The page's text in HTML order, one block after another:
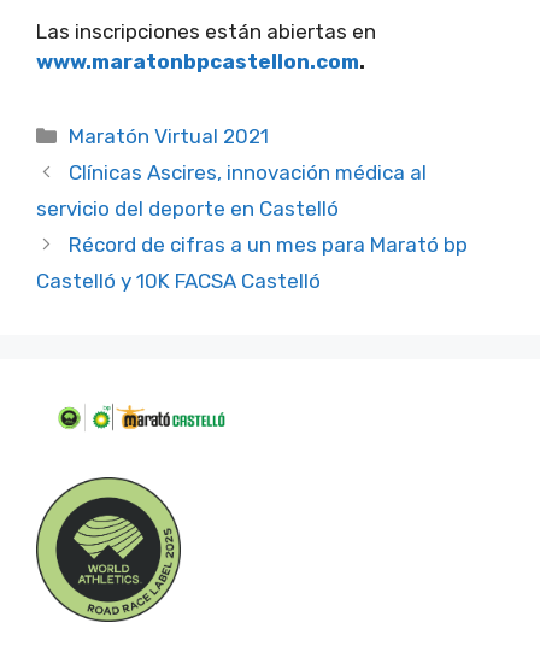
Las inscripciones están abiertas en
www.maratonbpcastellon.com.
Categorías
Maratón Virtual 2021
Clínicas Ascires, innovación médica al
servicio del deporte en Castelló
Récord de cifras a un mes para Marató bp
Castelló y 10K FACSA Castelló